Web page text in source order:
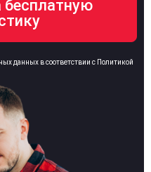
данных в соответствии с Политикой